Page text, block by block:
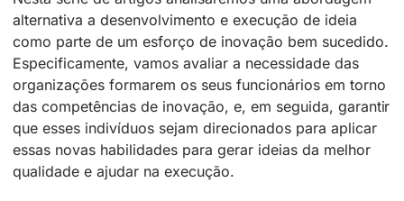
alternativa a desenvolvimento e execução de ideia
como parte de um esforço de inovação bem sucedido.
Especificamente, vamos avaliar a necessidade das
organizações formarem os seus funcionários em torno
das competências de inovação, e, em seguida, garantir
que esses indivíduos sejam direcionados para aplicar
essas novas habilidades para gerar ideias da melhor
qualidade e ajudar na execução.